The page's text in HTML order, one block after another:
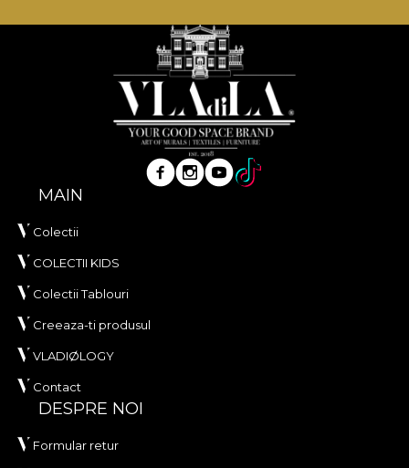
naturale, ecologice si biodegradabile.
**House of VLAdiLA recomanda utilizarea
adezivului propriu in aplicarea tapetului. In acest
mod, te poti bucura de un proces de redecorare
rapid, sigur si eficient, care se ridica la cele mai inalte
standarde de calitate.
MAIN
Colectii
COLECTII KIDS
Colectii Tablouri
Creeaza-ti produsul
VLADIØLOGY
Contact
DESPRE NOI
Formular retur